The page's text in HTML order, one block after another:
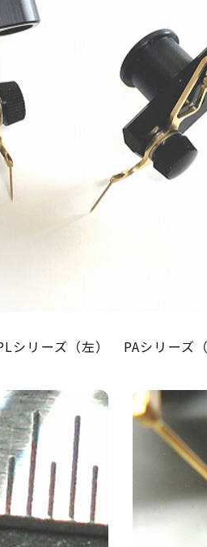
シリーズ（左） PAシリーズ（